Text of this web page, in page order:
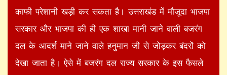
काफी परेशानी खड़ी कर सकता है। उत्तराखंड में मौजूदा भाजपा
सरकार और भाजपा की ही एक शाखा मानी जाने वाली बजरंग
दल के आदर्श माने जाने वाले हनुमान जी से जोड़कर बंदरों को
देखा जाता है। ऐसे में बजरंग दल राज्य सरकार के इस फैसले